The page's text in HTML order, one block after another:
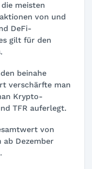
meisten
von und
DeFi-
gilt für den
beinahe
verschärfte man
Krypto-
TFR auferlegt.
von
ab Dezember